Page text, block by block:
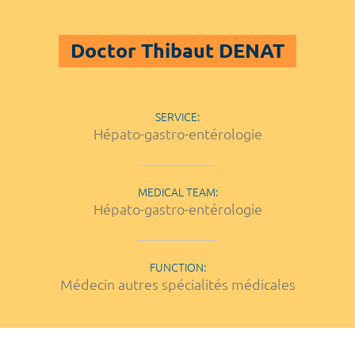
Doctor Thibaut DENAT
SERVICE:
Hépato-gastro-entérologie
MEDICAL TEAM:
Hépato-gastro-entérologie
FUNCTION:
Médecin autres spécialités médicales